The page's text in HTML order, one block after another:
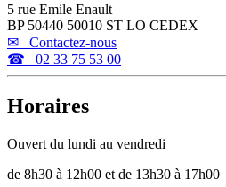
5 rue Emile Enault
BP 50440 50010 ST LO CEDEX
✉ Contactez-nous
☎ 02 33 75 53 00
Horaires
Ouvert du lundi au vendredi
de 8h30 à 12h00 et de 13h30 à 17h00